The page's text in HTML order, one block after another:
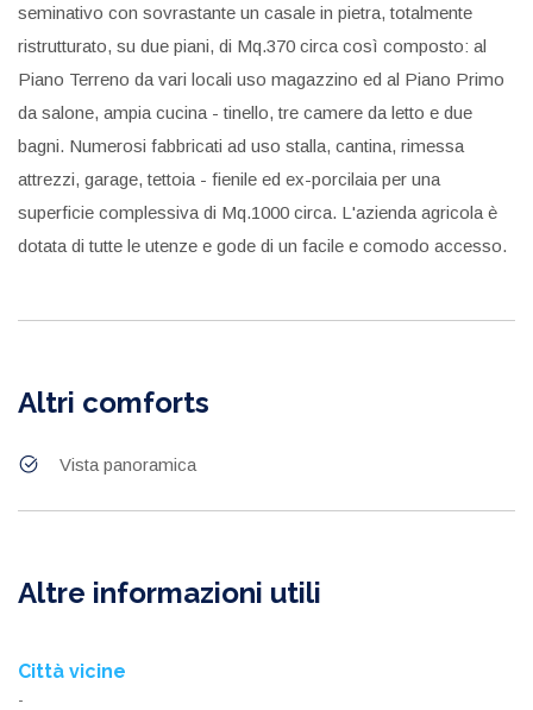
seminativo con sovrastante un casale in pietra, totalmente
ristrutturato, su due piani, di Mq.370 circa così composto: al
Piano Terreno da vari locali uso magazzino ed al Piano Primo
da salone, ampia cucina - tinello, tre camere da letto e due
bagni. Numerosi fabbricati ad uso stalla, cantina, rimessa
attrezzi, garage, tettoia - fienile ed ex-porcilaia per una
superficie complessiva di Mq.1000 circa. L'azienda agricola è
dotata di tutte le utenze e gode di un facile e comodo accesso.
Altri comforts
Vista panoramica
Altre informazioni utili
Città vicine
-